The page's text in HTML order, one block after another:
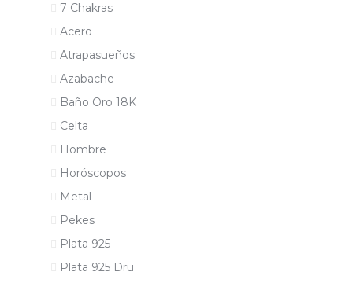
7 Chakras
Acero
Atrapasueños
Azabache
Baño Oro 18K
Celta
Hombre
Horóscopos
Metal
Pekes
Plata 925
Plata 925 Dru